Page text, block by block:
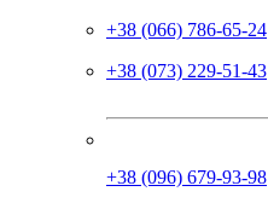
+38 (066) 786-65-24
+38 (073) 229-51-43
+38 (096) 679-93-98